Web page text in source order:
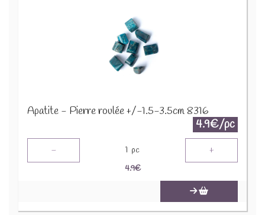
Apatite - Pierre roulée +/-1.5-3.5cm 8316
4.9€/pc
- 1 pc +
4.9€